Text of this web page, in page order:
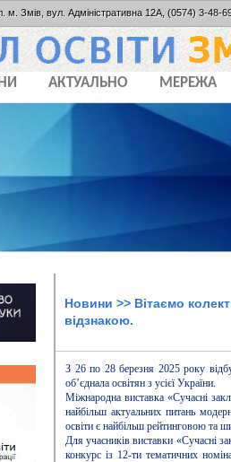
м. Змів, вул. Адміністративна 12А, (0574) 3-48-
АКТУАЛЬНО МЕРЕЖА
Новини >> Вітаємо
відзнакою.
З 26 по 28 березня 2025 року
об’єднала освітян з усієї України.
Міжнародна виставка «Сучасні
найбільш актуальних питань
освіти є найбільш рейтинговою та
Для учасників виставки «Сучасні
конкурс із 12-ти тематичних